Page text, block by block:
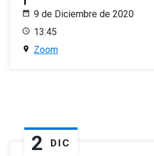
9 de Diciembre de 2020
13:45
Zoom
2 DIC